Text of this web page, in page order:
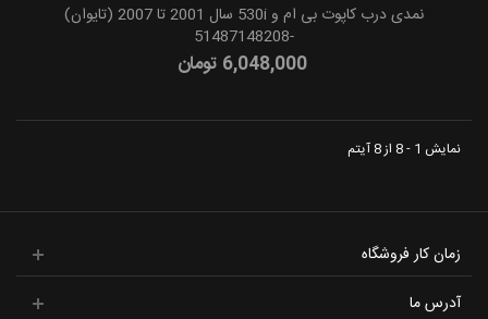
نمدی درب کاپوت بی ام و 530i سال 2001 تا 2007 (تایوان)
-51487148208
6,048,000 تومان
نمایش 1 - 8 از 8 آیتم
زمان کار فروشگاه
آدرس ما